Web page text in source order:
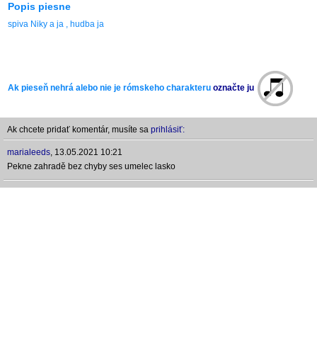
Popis piesne
spiva Niky a ja , hudba ja
Ak pieseň nehrá alebo nie je rómskeho charakteru označte ju
Ak chcete pridať komentár, musíte sa prihlásiť:
marialeeds, 13.05.2021 10:21
Pekne zahradě bez chyby ses umelec lasko